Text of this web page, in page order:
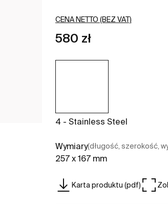
CENA NETTO (BEZ VAT)
580 zł
4 - Stainless Steel
Wymiary(długość, szerokość,
257 x 167 mm
Karta produktu (pdf)